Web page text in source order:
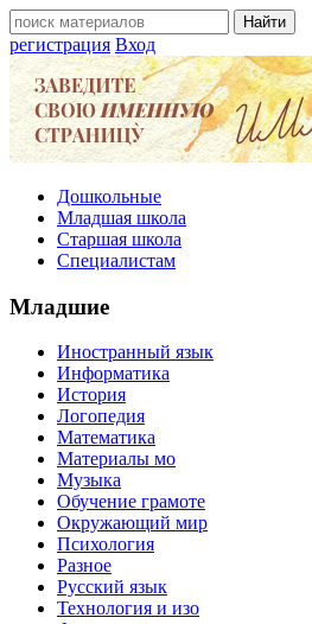
регистрация Вход
Дошкольные
Младшая школа
Старшая школа
Специалистам
Младшие
Иностранный язык
Информатика
История
Логопедия
Математика
Материалы мо
Музыка
Обучение грамоте
Окружающий мир
Психология
Разное
Русский язык
Технология и изо